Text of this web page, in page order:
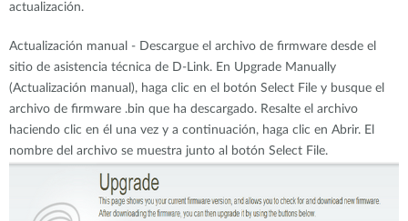
actualización.
Actualización manual - Descargue el archivo de firmware desde el
sitio de asistencia técnica de D-Link. En Upgrade Manually
(Actualización manual), haga clic en el botón Select File y busque el
archivo de firmware .bin que ha descargado. Resalte el archivo
haciendo clic en él una vez y a continuación, haga clic en Abrir. El
nombre del archivo se muestra junto al botón Select File.